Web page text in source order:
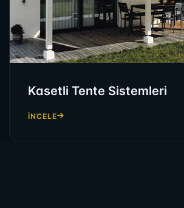
Kasetli Tente Sistemleri
İNCELE